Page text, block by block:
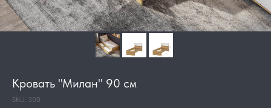
Кровать "Милан" 90 см
SKU: 300